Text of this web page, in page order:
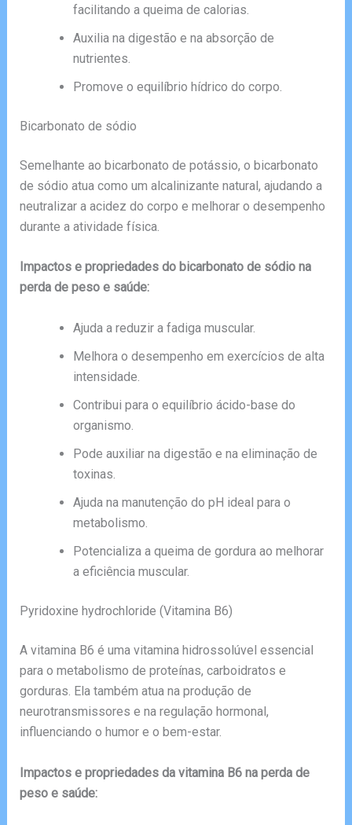
facilitando a queima de calorias.
Auxilia na digestão e na absorção de
nutrientes.
Promove o equilíbrio hídrico do corpo.
Bicarbonato de sódio
Semelhante ao bicarbonato de potássio, o bicarbonato
de sódio atua como um alcalinizante natural, ajudando a
neutralizar a acidez do corpo e melhorar o desempenho
durante a atividade física.
Impactos e propriedades do bicarbonato de sódio na
perda de peso e saúde:
Ajuda a reduzir a fadiga muscular.
Melhora o desempenho em exercícios de alta
intensidade.
Contribui para o equilíbrio ácido-base do
organismo.
Pode auxiliar na digestão e na eliminação de
toxinas.
Ajuda na manutenção do pH ideal para o
metabolismo.
Potencializa a queima de gordura ao melhorar
a eficiência muscular.
Pyridoxine hydrochloride (Vitamina B6)
A vitamina B6 é uma vitamina hidrossolúvel essencial
para o metabolismo de proteínas, carboidratos e
gorduras. Ela também atua na produção de
neurotransmissores e na regulação hormonal,
influenciando o humor e o bem-estar.
Impactos e propriedades da vitamina B6 na perda de
peso e saúde: